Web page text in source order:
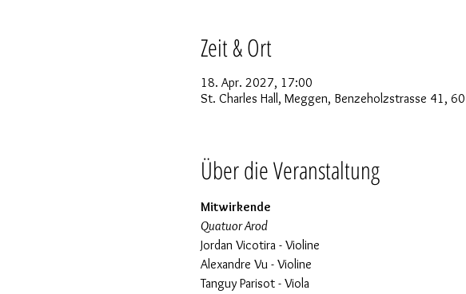
Zeit & Ort
18. Apr. 2027, 17:00
St. Charles Hall, Meggen, Benzeholzstrasse 41,
Über die Veranstaltung
Mitwirkende
Quatuor Arod
Jordan Vicotira - Violine
Alexandre Vu - Violine
Tanguy Parisot - Viola